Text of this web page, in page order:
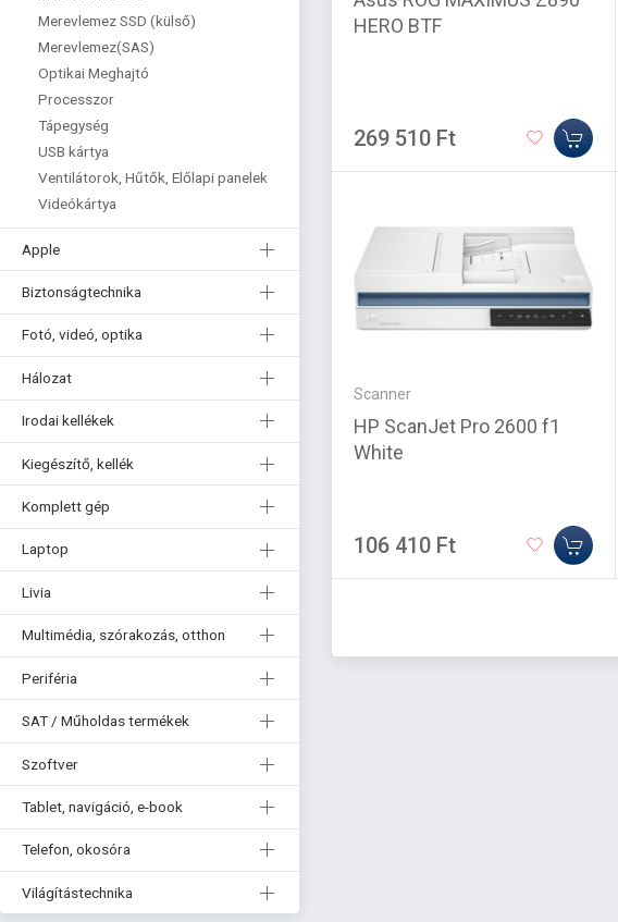
Merevlemez SSD (külső)
Merevlemez(SAS)
Optikai Meghajtó
Processzor
Tápegység
USB kártya
Ventilátorok, Hűtők, Előlapi panelek
Videókártya
Apple
Biztonságtechnika
Fotó, videó, optika
Hálozat
Irodai kellékek
Kiegészítő, kellék
Komplett gép
Laptop
Livia
Multimédia, szórakozás, otthon
Periféria
SAT / Műholdas termékek
Szoftver
Tablet, navigáció, e-book
Telefon, okosóra
Világítástechnika
HERO BTF
269 510 Ft
Scanner
HP ScanJet Pro 2600 f1
White
106 410 Ft